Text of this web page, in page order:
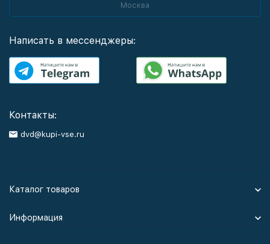
Москва
Написать в мессенджеры:
Контакты:
dvd@kupi-vse.ru
Каталог товаров
Информация